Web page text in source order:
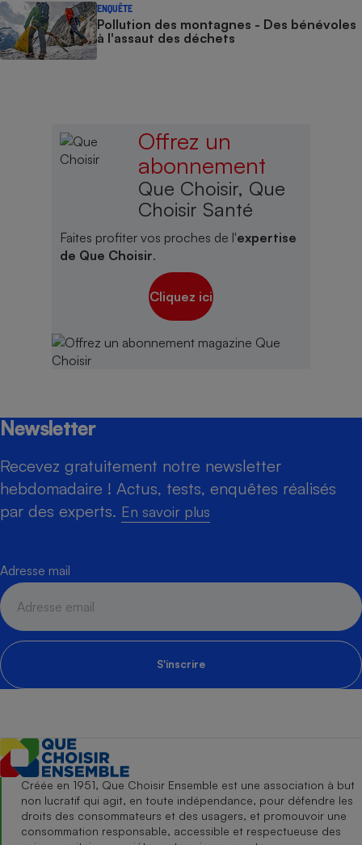
ENQUÊTE
Pollution des montagnes - Des bénévoles
à l'assaut des déchets
Offrez un
abonnement
Que Choisir, Que
Choisir Santé
Faites profiter vos proches de l'expertise
de Que Choisir.
Cliquez ici
Newsletter
Recevez gratuitement notre newsletter
hebdomadaire ! Actus, tests, enquêtes réalisés
par des experts. En savoir plus
Adresse mail
S'inscrire
Créée en 1951, Que Choisir Ensemble est une association à but
non lucratif qui agit, en toute indépendance, pour défendre les
droits des consommateurs et des usagers, et promouvoir une
consommation responsable, accessible et respectueuse des